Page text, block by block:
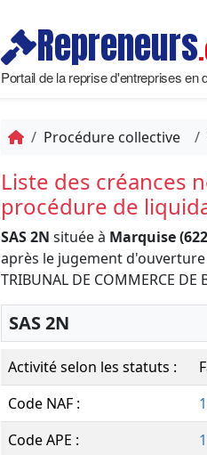
Repreneurs
Portail de la reprise d'entreprises en
Procédure collective
Liste des créances
procédure de
SAS 2N située à Marquise
après le jugement
TRIBUNAL DE COMMERCE DE
SAS 2N
Activité selon les statuts :
Code NAF :
Code APE :